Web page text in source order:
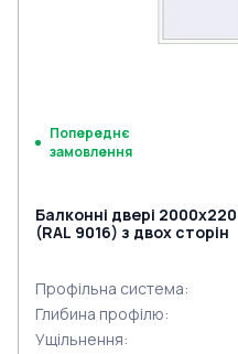
Попереднє
замовлення
Балконні двері
(RAL 9016) з двох сторін
Профільна система:
Глибина профілю:
Ущільнення: